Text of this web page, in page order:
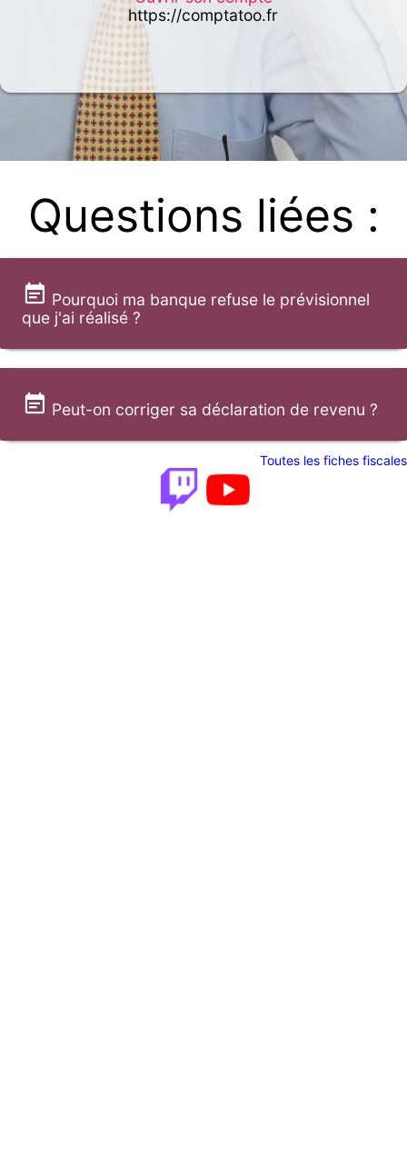
https://comptatoo.fr
Questions liées :
Pourquoi ma banque refuse le prévisionnel
que j'ai réalisé ?
Peut-on corriger sa déclaration de revenu ?
Toutes les fiches fiscales